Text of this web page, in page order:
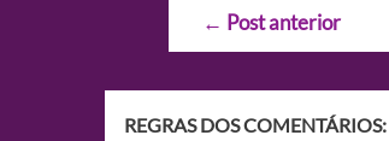
Navegação
← Post anterior
REGRAS DOS COMENTÁRIOS: